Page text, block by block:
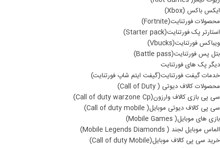
ایکس باکس (Xbox)
محصولات فورتنایت(Fortnite)
استارتر پک فورتنایت(Starter pack)
ویباکس فورتنایت(Vbucks)
بتل پس فورتنایت(Battle pass)
دیگر پک های فورتنایت
خدمات گیفت فورتنایت(گیفت ایتم شاپ فورتنایت)
محصولات کالاف دیوتی ( Call of Duty)
سی پی بازی کالاف وارزون(Call of duty warzone Cp)
سی پی کالاف دیوتی موبایل( Call of duty mobile)
بازی های موبایل( Mobile Games)
الماس موبایل لجند ( Mobile Legends Diamonds)
خرید سی پی کالاف موبایل(Call of duty Mobile)